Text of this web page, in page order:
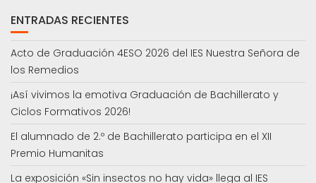
ENTRADAS RECIENTES
Acto de Graduación 4ESO 2026 del IES Nuestra Señora de
los Remedios
¡Así vivimos la emotiva Graduación de Bachillerato y
Ciclos Formativos 2026!
El alumnado de 2.º de Bachillerato participa en el XII
Premio Humanitas
La exposición «Sin insectos no hay vida» llega al IES